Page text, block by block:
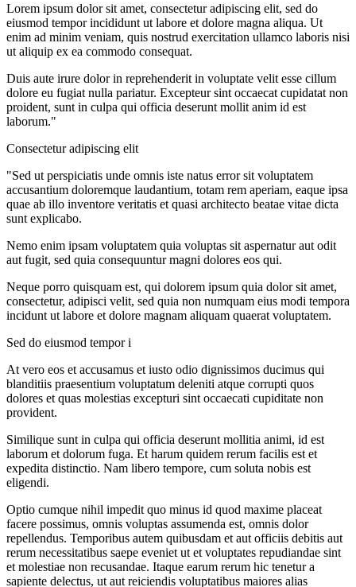
Lorem ipsum dolor sit amet, consectetur adipiscing elit, sed do
eiusmod tempor incididunt ut labore et dolore magna aliqua. Ut
enim ad minim veniam, quis nostrud exercitation ullamco laboris nisi
ut aliquip ex ea commodo consequat.
Duis aute irure dolor in reprehenderit in voluptate velit esse cillum
dolore eu fugiat nulla pariatur. Excepteur sint occaecat cupidatat non
proident, sunt in culpa qui officia deserunt mollit anim id est
laborum."
Consectetur adipiscing elit
"Sed ut perspiciatis unde omnis iste natus error sit voluptatem
accusantium doloremque laudantium, totam rem aperiam, eaque ipsa
quae ab illo inventore veritatis et quasi architecto beatae vitae dicta
sunt explicabo.
Nemo enim ipsam voluptatem quia voluptas sit aspernatur aut odit
aut fugit, sed quia consequuntur magni dolores eos qui.
Neque porro quisquam est, qui dolorem ipsum quia dolor sit amet,
consectetur, adipisci velit, sed quia non numquam eius modi tempora
incidunt ut labore et dolore magnam aliquam quaerat voluptatem.
Sed do eiusmod tempor i
At vero eos et accusamus et iusto odio dignissimos ducimus qui
blanditiis praesentium voluptatum deleniti atque corrupti quos
dolores et quas molestias excepturi sint occaecati cupiditate non
provident.
Similique sunt in culpa qui officia deserunt mollitia animi, id est
laborum et dolorum fuga. Et harum quidem rerum facilis est et
expedita distinctio. Nam libero tempore, cum soluta nobis est
eligendi.
Optio cumque nihil impedit quo minus id quod maxime placeat
facere possimus, omnis voluptas assumenda est, omnis dolor
repellendus. Temporibus autem quibusdam et aut officiis debitis aut
rerum necessitatibus saepe eveniet ut et voluptates repudiandae sint
et molestiae non recusandae. Itaque earum rerum hic tenetur a
sapiente delectus, ut aut reiciendis voluptatibus maiores alias